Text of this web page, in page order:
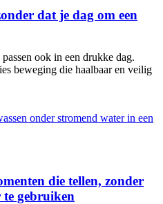
dat je dag om een
ook in een drukke dag.
beweging die haalbaar en veilig
die tellen, zonder
te gebruiken